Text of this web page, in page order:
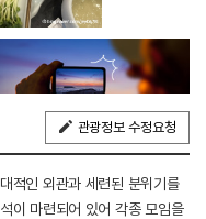
관광정보 수정요청
적인 외관과 세련된 분위기를
이 마련되어 있어 각종 모임을